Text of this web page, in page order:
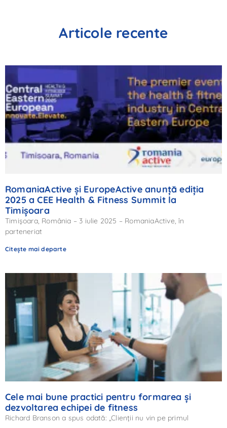
Articole recente
RomaniaActive și EuropeActive anunță ediția
2025 a CEE Health & Fitness Summit la
Timișoara
Timișoara, România – 3 iulie 2025 – RomaniaActive, în
parteneriat
Citește mai departe
Cele mai bune practici pentru formarea și
dezvoltarea echipei de fitness
Richard Branson a spus odată: „Clienții nu vin pe primul